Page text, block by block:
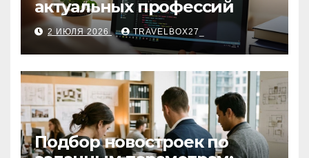
актуальных профессий
2 ИЮЛЯ 2026 TRAVELBOX27_
Подбор новостроек по